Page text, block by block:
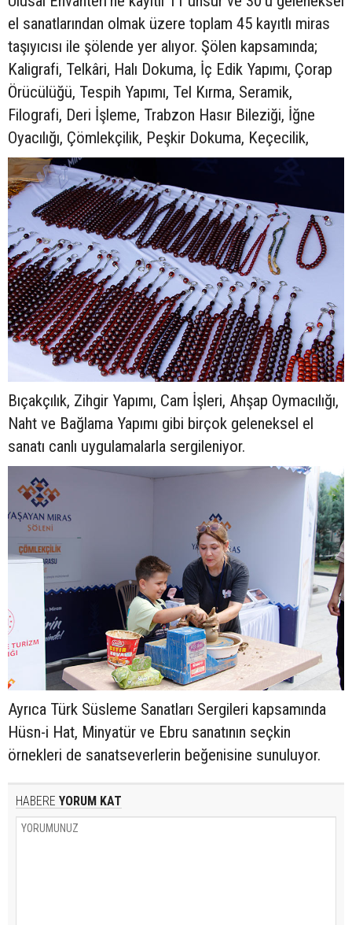
el sanatlarından olmak üzere toplam 45 kayıtlı miras
taşıyıcısı ile şölende yer alıyor. Şölen kapsamında;
Kaligrafi, Telkâri, Halı Dokuma, İç Edik Yapımı, Çorap
Örücülüğü, Tespih Yapımı, Tel Kırma, Seramik,
Filografi, Deri İşleme, Trabzon Hasır Bileziği, İğne
Oyacılığı, Çömlekçilik, Peşkir Dokuma, Keçecilik,
Bıçakçılık, Zihgir Yapımı, Cam İşleri, Ahşap Oymacılığı,
Naht ve Bağlama Yapımı gibi birçok geleneksel el
sanatı canlı uygulamalarla sergileniyor.
Ayrıca Türk Süsleme Sanatları Sergileri kapsamında
Hüsn-i Hat, Minyatür ve Ebru sanatının seçkin
örnekleri de sanatseverlerin beğenisine sunuluyor.
HABERE YORUM KAT